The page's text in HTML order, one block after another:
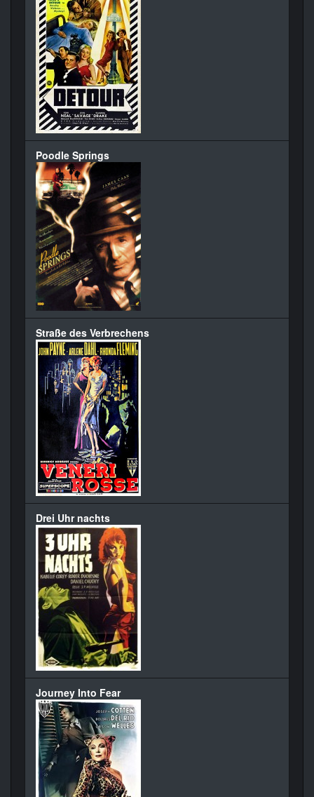
Poodle Springs
Straße des Verbrechens
Drei Uhr nachts
Journey Into Fear